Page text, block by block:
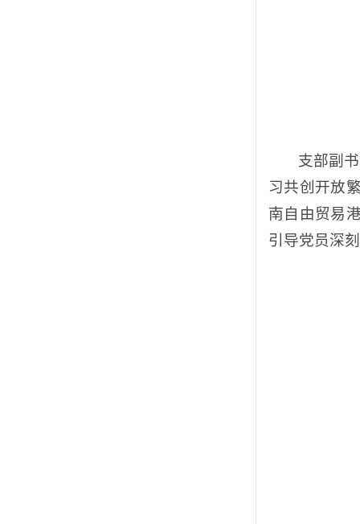
支部副
习共创开放
南自由贸易
引导党员深